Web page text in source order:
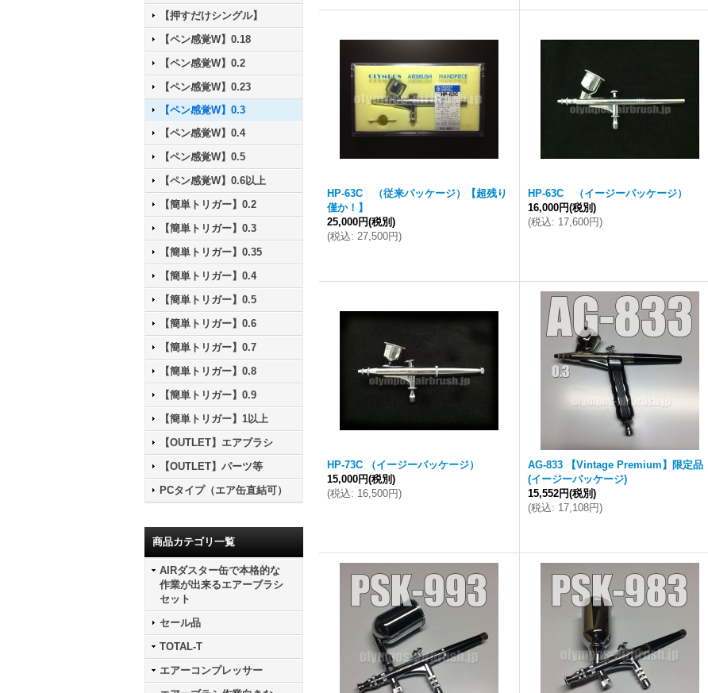
【押すだけシングル】
【ペン感覚W】0.18
【ペン感覚W】0.2
【ペン感覚W】0.23
【ペン感覚W】0.3
【ペン感覚W】0.4
【ペン感覚W】0.5
【ペン感覚W】0.6以上
【簡単トリガー】0.2
【簡単トリガー】0.3
【簡単トリガー】0.35
【簡単トリガー】0.4
【簡単トリガー】0.5
【簡単トリガー】0.6
【簡単トリガー】0.7
【簡単トリガー】0.8
【簡単トリガー】0.9
【簡単トリガー】1以上
【OUTLET】エアブラシ
【OUTLET】パーツ等
PCタイプ（エア缶直結可）
商品カテゴリ一覧
AIRダスター缶で本格的な
作業が出来るエアーブラシ
セット
セール品
TOTAL-T
エアーコンプレッサー
HP-63C （従来パッケージ）【超残り
僅か！】
25,000円(税別)
(税込: 27,500円)
HP-63C （イージーパッケージ）
16,000円(税別)
(税込: 17,600円)
HP-73C （イージーパッケージ）
15,000円(税別)
(税込: 16,500円)
AG-833 【Vintage Premium】限定品
(イージーパッケージ)
15,552円(税別)
(税込: 17,108円)